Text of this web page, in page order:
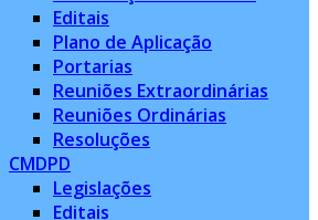
Editais
Plano de Aplicação
Portarias
Reuniões Extraordinárias
Reuniões Ordinárias
Resoluções
CMDPD
Legislações
Editais